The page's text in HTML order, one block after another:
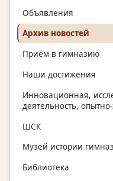
Объявления
Архив новостей
Приём в гимназию
Наши достижения
Инновационная,
деятельность,
ШСК
Музей истории
Библиотека